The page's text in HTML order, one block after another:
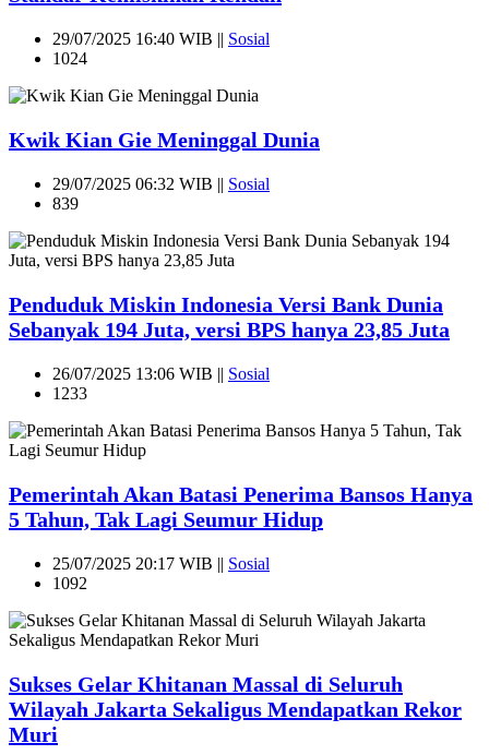
29/07/2025 16:40 WIB || Sosial
1024
Kwik Kian Gie Meninggal Dunia
29/07/2025 06:32 WIB || Sosial
839
Penduduk Miskin Indonesia Versi Bank Dunia
Sebanyak 194 Juta, versi BPS hanya 23,85 Juta
26/07/2025 13:06 WIB || Sosial
1233
Pemerintah Akan Batasi Penerima Bansos Hanya
5 Tahun, Tak Lagi Seumur Hidup
25/07/2025 20:17 WIB || Sosial
1092
Sukses Gelar Khitanan Massal di Seluruh
Wilayah Jakarta Sekaligus Mendapatkan Rekor
Muri